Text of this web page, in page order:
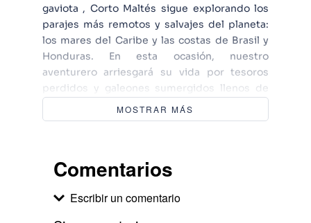
gaviota , Corto Maltés sigue explorando los
parajes más remotos y salvajes del planeta:
los mares del Caribe y las costas de Brasil y
Honduras. En esta ocasión, nuestro
aventurero arriesgará su vida por tesoros
perdidos y galeones sumergidos llenos de
oro, y se cruzará con la Banda de los
Evangelistas.
MOSTRAR MÁS
Comentarios
Escribir un comentario